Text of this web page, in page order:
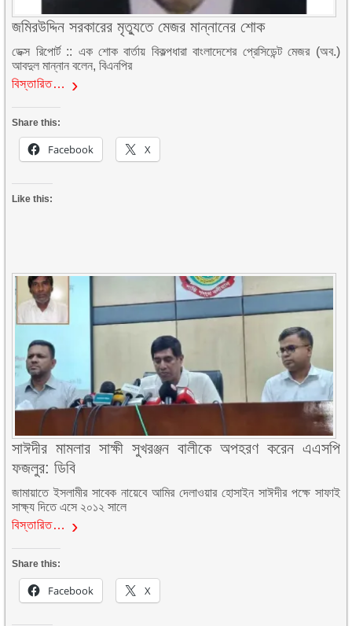
জমিরউদ্দিন সরকারের মৃত্যুতে মেজর মান্নানের শোক
ডেক্স রিপোর্ট :: এক শোক বার্তায় বিকল্পধারা বাংলাদেশের প্রেসিডেন্ট মেজর (অব.)
আবদুল মান্নান বলেন, বিএনপির
বিস্তারিত…
Share this:
Facebook X
Like this:
সাঈদীর মামলার সাক্ষী সুখরঞ্জন বালীকে অপহরণ করেন এএসপি
ফজলুর: ডিবি
জামায়াতে ইসলামীর সাবেক নায়েবে আমির দেলাওয়ার হোসাইন সাঈদীর পক্ষে সাফাই
সাক্ষ্য দিতে এসে ২০১২ সালে
বিস্তারিত…
Share this:
Facebook X